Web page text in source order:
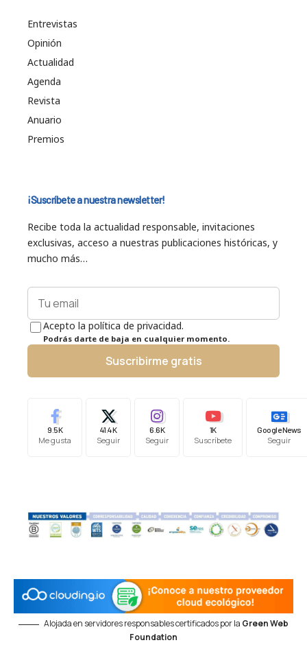
Entrevistas
Opinión
Actualidad
Agenda
Revista
Anuario
Premios
¡Suscríbete a nuestra newsletter!
Recibe toda la actualidad responsable, invitaciones
exclusivas, acceso a nuestras publicaciones históricas, y
mucho más…
Acepto la política de privacidad.
Podrás darte de baja en cualquier momento.
Suscribirme gratis
9.5K
Me gusta
41.4K
Seguir
6.6K
Seguir
1K
Suscríbete
Google News
Seguir
Alojada en servidores responsables certificados por la Green Web
Foundation